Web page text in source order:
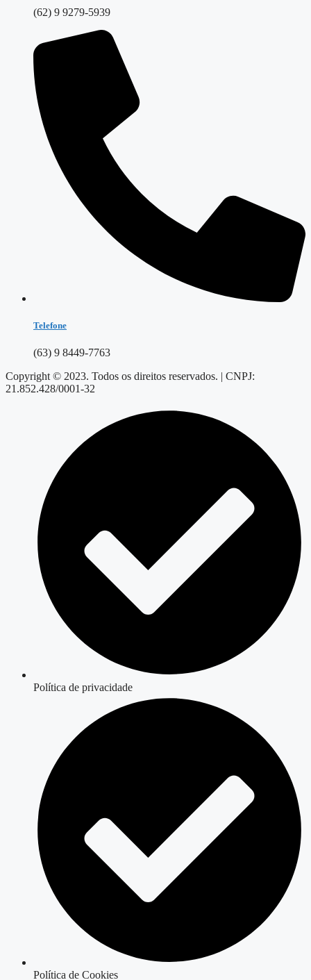
(62) 9 9279-5939
Telefone
(63) 9 8449-7763
Copyright © 2023. Todos os direitos reservados. | CNPJ:
21.852.428/0001-32
Política de privacidade
Política de Cookies